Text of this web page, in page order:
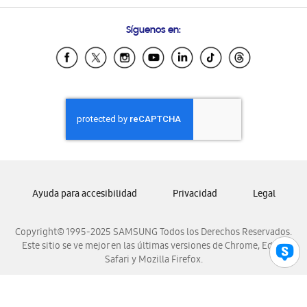
Samsung Ecuador
Samsung El Salvador
Samsung Honduras
Samsung Nicaragua
Samsung Panamá
Samsung Venezuela
Síguenos en:
Copyright© 1995-2025 SAMSUNG Todos los Derechos Reservados.
Este sitio se ve mejor en las últimas versiones de Chrome, Edge,
Safari y Mozilla Firefox.
Ayuda para accesibilidad Privacidad Legal